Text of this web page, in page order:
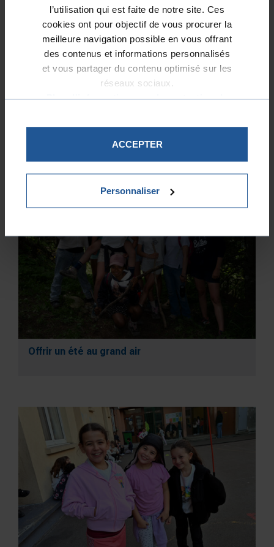
l’utilisation qui est faite de notre site. Ces
cookies ont pour objectif de vous procurer la
meilleure navigation possible en vous offrant
des contenus et informations personnalisés
et vous partager du contenu optimisé sur les
réseaux sociaux.
Plus d'informations sur la protection de
ACCEPTER
Personnaliser
L’anglais comme tremplin pour les jeunes
Offrir un été au grand air